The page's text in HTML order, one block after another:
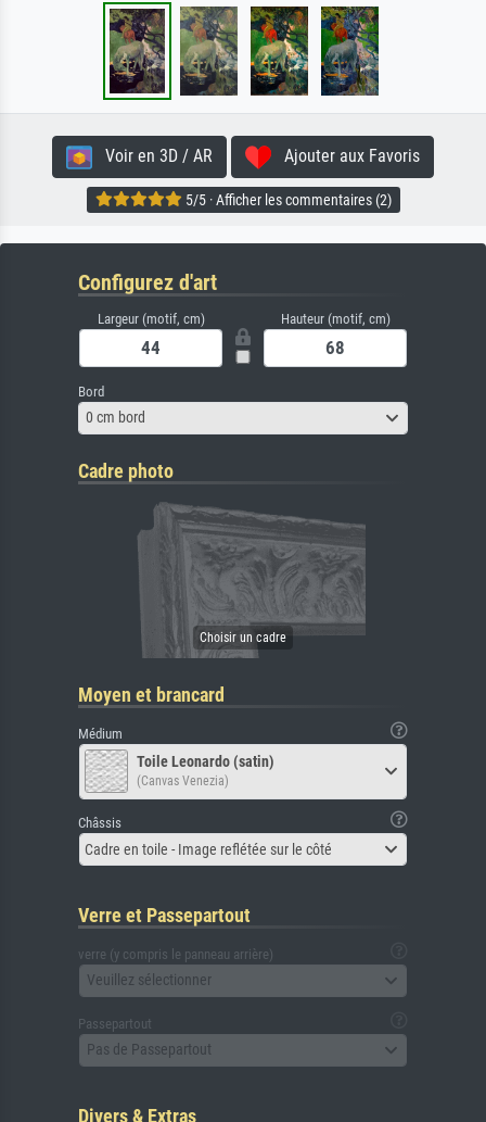
Voir en 3D / AR Ajouter aux Favoris
5/5 · Afficher les commentaires (2)
Configurez d'art
Largeur (motif, cm) Hauteur (motif, cm)
Bord
0 cm bord
Cadre photo
Moyen et brancard
Médium
Toile Leonardo (satin)
(Canvas Venezia)
Châssis
Cadre en toile - Image reflétée sur le côté
Verre et Passepartout
verre (y compris le panneau arrière)
Veuillez sélectionner
Passepartout
Pas de Passepartout
Divers & Extras